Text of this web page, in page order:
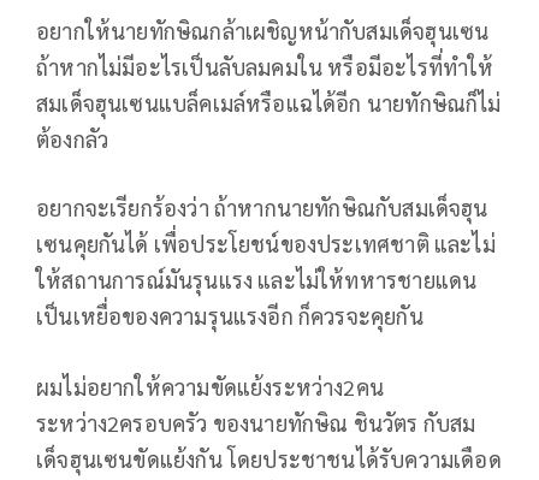
อยากให้นายทักษิณกล้าเผชิญหน้ากับสมเด็จฮุนเซน
ถ้าหากไม่มีอะไรเป็นลับลมคมใน หรือมีอะไรที่ทำให้
สมเด็จฮุนเซนแบล็คเมล์หรือแฉได้อีก นายทักษิณก็ไม่
ต้องกลัว
อยากจะเรียกร้องว่า ถ้าหากนายทักษิณกับสมเด็จฮุน
เซนคุยกันได้ เพื่อประโยชน์ของประเทศชาติ และไม่
ให้สถานการณ์มันรุนแรง และไม่ให้ทหารชายแดน
เป็นเหยื่อของความรุนแรงอีก ก็ควรจะคุยกัน
ผมไม่อยากให้ความขัดแย้งระหว่าง2คน
ระหว่าง2ครอบครัว ของนายทักษิณ ชินวัตร กับสม
เด็จฮุนเซนขัดแย้งกัน โดยประชาชนได้รับความเดือด